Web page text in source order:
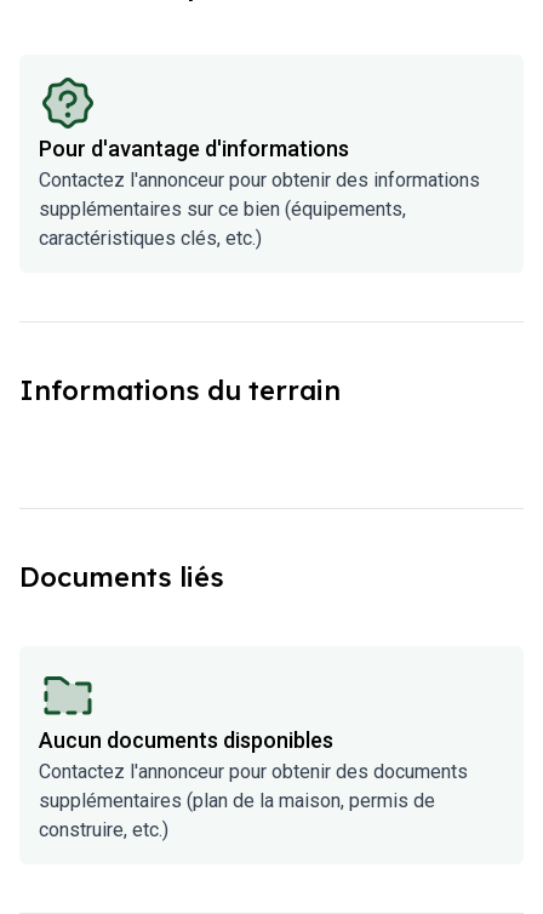
Pour d'avantage d'informations
Contactez l'annonceur pour obtenir des informations
supplémentaires sur ce bien (équipements,
caractéristiques clés, etc.)
Informations du terrain
Documents liés
Aucun documents disponibles
Contactez l'annonceur pour obtenir des documents
supplémentaires (plan de la maison, permis de
construire, etc.)